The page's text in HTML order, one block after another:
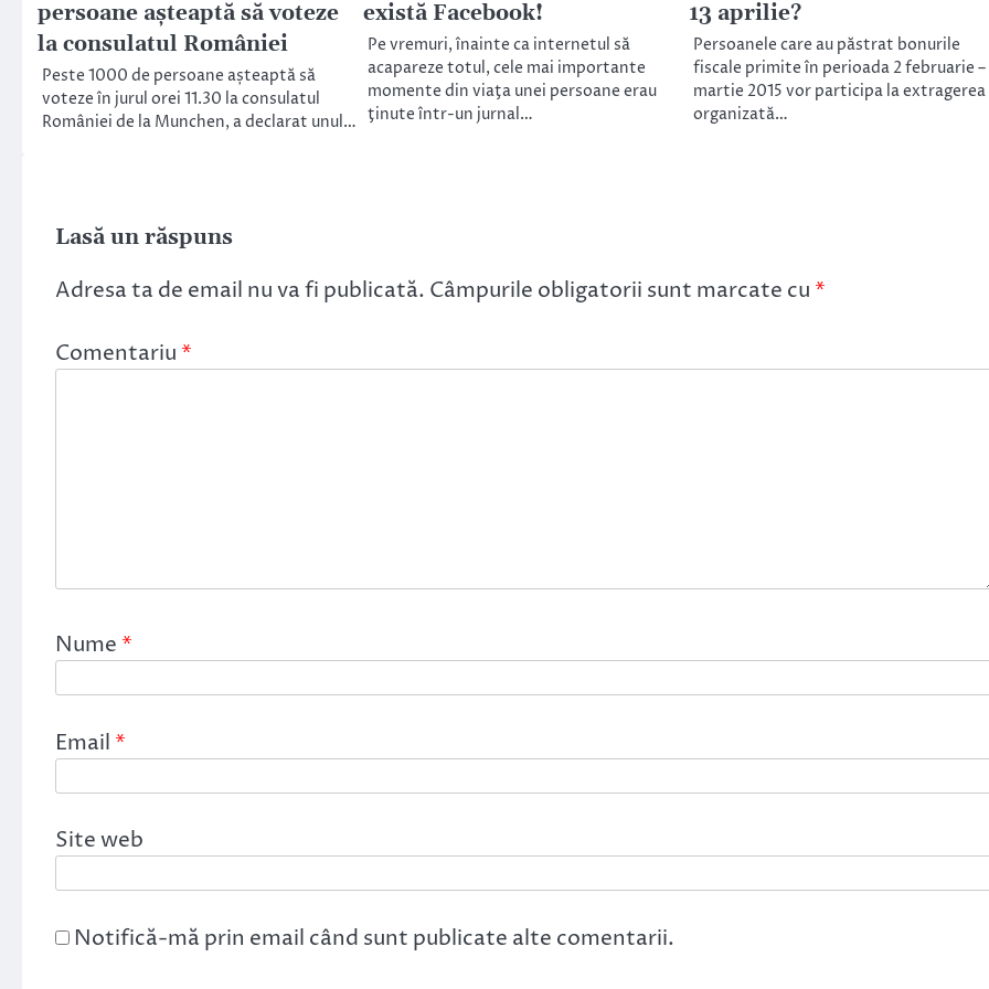
persoane așteaptă să voteze
la consulatul României
Peste 1000 de persoane așteaptă să
voteze în jurul orei 11.30 la consulatul
României de la Munchen, a declarat unul…
există Facebook!
Pe vremuri, înainte ca internetul să
acapareze totul, cele mai importante
momente din viaţa unei persoane erau
ţinute într-un jurnal…
13 aprilie?
Persoanele care au păstrat bonurile
fiscale primite în perioada 2 februarie –
martie 2015 vor participa la extragerea
organizată…
Lasă un răspuns
Adresa ta de email nu va fi publicată. Câmpurile obligatorii sunt marcate cu *
Comentariu *
Nume *
Email *
Site web
Notifică-mă prin email când sunt publicate alte comentarii.